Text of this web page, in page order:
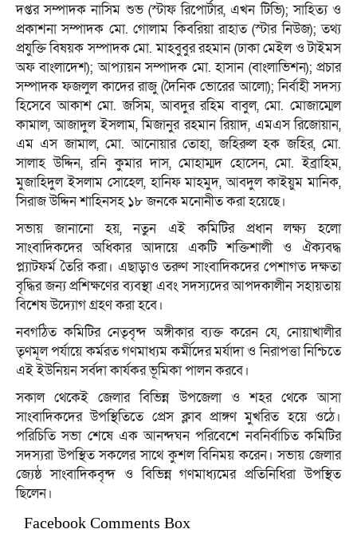
দপ্তর সম্পাদক নাসিম শুভ (স্টাফ রিপোর্টার, এখন টিভি); সাহিত্য ও
প্রকাশনা সম্পাদক মো. গোলাম কিবরিয়া রাহাত (স্টার নিউজ); তথ্য
প্রযুক্তি বিষয়ক সম্পাদক মো. মাহবুবুর রহমান (ঢাকা মেইল ও টাইমস
অফ বাংলাদেশ); আপ্যায়ন সম্পাদক মো. হাসান (বাংলাভিশন); প্রচার
সম্পাদক ফজলুল কাদের রাজু (দৈনিক ভোরের আলো); নির্বাহী সদস্য
হিসেবে আকাশ মো. জসিম, আবদুর রহিম বাবুল, মো. মোজাম্মেল
কামাল, আজাদুল ইসলাম, মিজানুর রহমান রিয়াদ, এমএস রিজোয়ান,
এম এস জামাল, মো. আনোয়ার তোহা, জহিরুল হক জহির, মো.
সালাহ উদ্দিন, রনি কুমার দাস, মোহাম্মদ হোসেন, মো. ইব্রাহিম,
মুজাহিদুল ইসলাম সোহেল, হানিফ মাহমুদ, আবদুল কাইয়ুম মানিক,
সিরাজ উদ্দিন শাহিনসহ ১৮ জনকে মনোনীত করা হয়েছে।
সভায় জানানো হয়, নতুন এই কমিটির প্রধান লক্ষ্য হলো
সাংবাদিকদের অধিকার আদায়ে একটি শক্তিশালী ও ঐক্যবদ্ধ
প্ল্যাটফর্ম তৈরি করা। এছাড়াও তরুণ সাংবাদিকদের পেশাগত দক্ষতা
বৃদ্ধির জন্য প্রশিক্ষণের ব্যবস্থা এবং সদস্যদের আপদকালীন সহায়তায়
বিশেষ উদ্যোগ গ্রহণ করা হবে।
নবগঠিত কমিটির নেতৃবৃন্দ অঙ্গীকার ব্যক্ত করেন যে, নোয়াখালীর
তৃণমূল পর্যায়ে কর্মরত গণমাধ্যম কর্মীদের মর্যাদা ও নিরাপত্তা নিশ্চিতে
এই ইউনিয়ন সর্বদা কার্যকর ভূমিকা পালন করবে।
সকাল থেকেই জেলার বিভিন্ন উপজেলা ও শহর থেকে আসা
সাংবাদিকদের উপস্থিতিতে প্রেস ক্লাব প্রাঙ্গণ মুখরিত হয়ে ওঠে।
পরিচিতি সভা শেষে এক আনন্দঘন পরিবেশে নবনির্বাচিত কমিটির
সদস্যরা উপস্থিত সকলের সাথে কুশল বিনিময় করেন। সভায় জেলার
জ্যেষ্ঠ সাংবাদিকবৃন্দ ও বিভিন্ন গণমাধ্যমের প্রতিনিধিরা উপস্থিত
ছিলেন।
Facebook Comments Box